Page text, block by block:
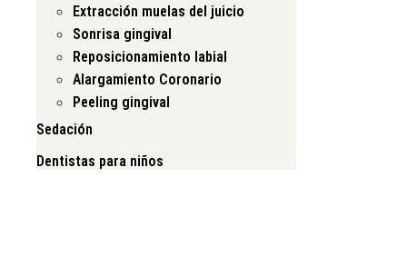
Extracción muelas del juicio
Sonrisa gingival
Reposicionamiento labial
Alargamiento Coronario
Peeling gingival
Sedación
Dentistas para niños